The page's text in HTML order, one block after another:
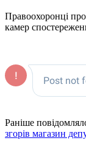
Правоохоронці
камер
Раніше
згорів магазин